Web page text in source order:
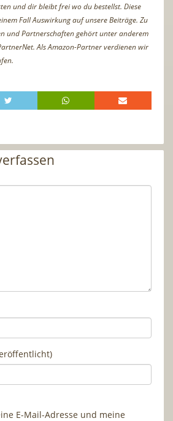
und dir bleibt frei wo du bestellst. Diese
Fall Auswirkung auf unsere Beiträge. Zu
und Partnerschaften gehört unter anderem
Als Amazon-Partner verdienen wir
E-Mail-Adresse und meine